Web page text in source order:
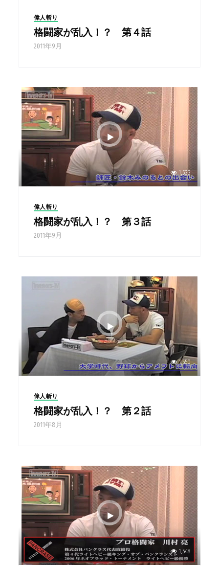
偉人斬り
格闘家が乱入！？ 第４話
2011年9月
1,533
偉人斬り
格闘家が乱入！？ 第３話
2011年9月
1,550
偉人斬り
格闘家が乱入！？ 第２話
2011年8月
1,548